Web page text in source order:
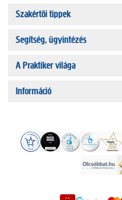
Szakértői tippek
Segítség, ügyintézés
A Praktiker világa
Információ